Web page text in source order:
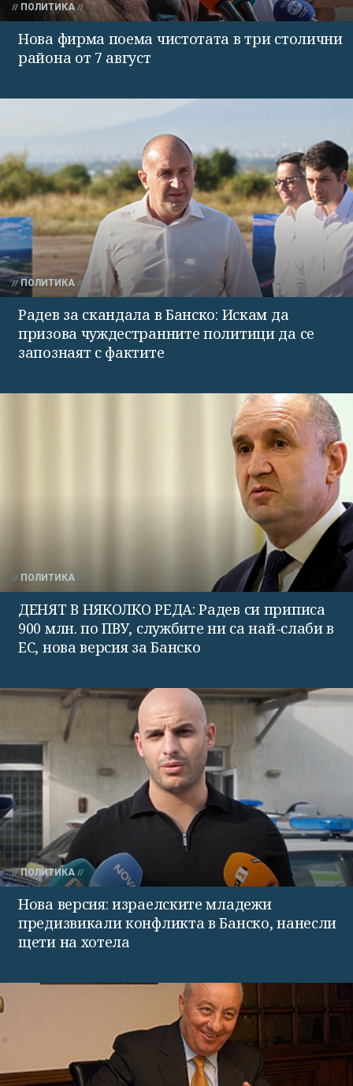
ПОЛИТИКА
Нова фирма поема чистотата в три столични
района от 7 август
ПОЛИТИКА
Радев за скандала в Банско: Искам да
призова чуждестранните политици да се
запознаят с фактите
ПОЛИТИКА
ДЕНЯТ В НЯКОЛКО РЕДА: Радев си приписа
900 млн. по ПВУ, службите ни са най-слаби в
ЕС, нова версия за Банско
ПОЛИТИКА
Нова версия: израелските младежи
предизвикали конфликта в Банско, нанесли
щети на хотела